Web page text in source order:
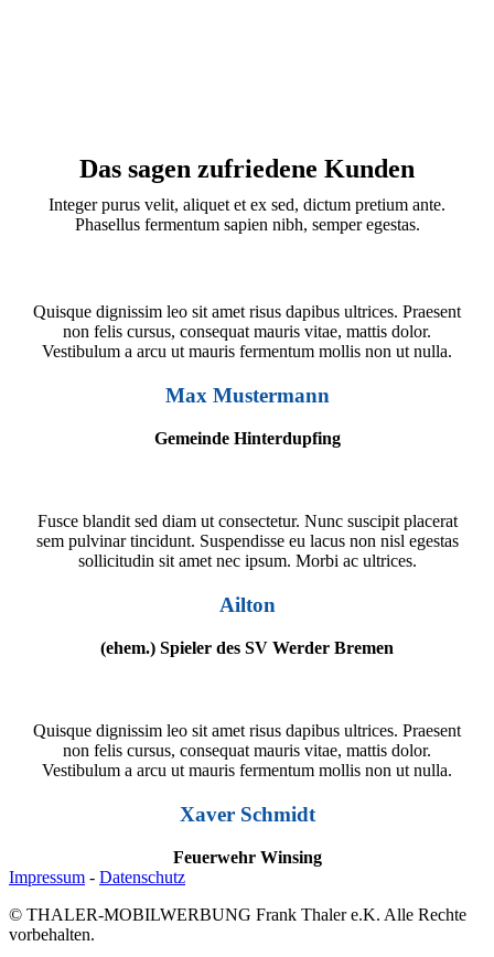
Das sagen zufriedene Kunden
Integer purus velit, aliquet et ex sed, dictum pretium ante.
Phasellus fermentum sapien nibh, semper egestas.
Quisque dignissim leo sit amet risus dapibus ultrices. Praesent
non felis cursus, consequat mauris vitae, mattis dolor.
Vestibulum a arcu ut mauris fermentum mollis non ut nulla.
Max Mustermann
Gemeinde Hinterdupfing
Fusce blandit sed diam ut consectetur. Nunc suscipit placerat
sem pulvinar tincidunt. Suspendisse eu lacus non nisl egestas
sollicitudin sit amet nec ipsum. Morbi ac ultrices.
Ailton
(ehem.) Spieler des SV Werder Bremen
Quisque dignissim leo sit amet risus dapibus ultrices. Praesent
non felis cursus, consequat mauris vitae, mattis dolor.
Vestibulum a arcu ut mauris fermentum mollis non ut nulla.
Xaver Schmidt
Feuerwehr Winsing
Impressum - Datenschutz
© THALER-MOBILWERBUNG Frank Thaler e.K. Alle Rechte
vorbehalten.